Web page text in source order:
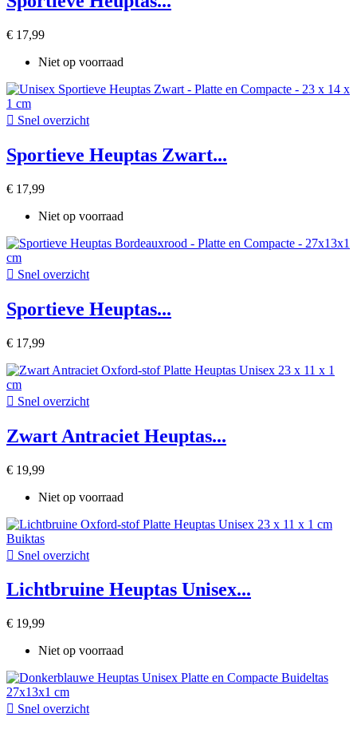
€ 17,99
Niet op voorraad
 Snel overzicht
Sportieve Heuptas Zwart...
€ 17,99
Niet op voorraad
 Snel overzicht
Sportieve Heuptas...
€ 17,99
 Snel overzicht
Zwart Antraciet Heuptas...
€ 19,99
Niet op voorraad
 Snel overzicht
Lichtbruine Heuptas Unisex...
€ 19,99
Niet op voorraad
 Snel overzicht